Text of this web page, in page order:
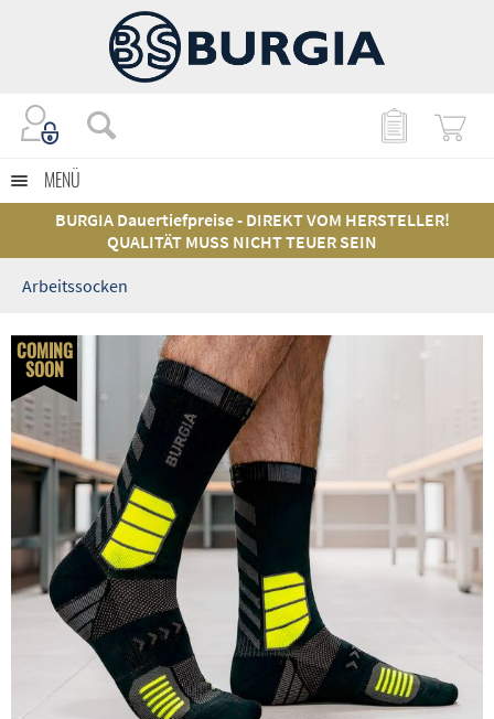
MENÜ
BURGIA Dauertiefpreise - DIREKT VOM HERSTELLER!
QUALITÄT MUSS NICHT TEUER SEIN
Arbeitssocken
COMING
SOON